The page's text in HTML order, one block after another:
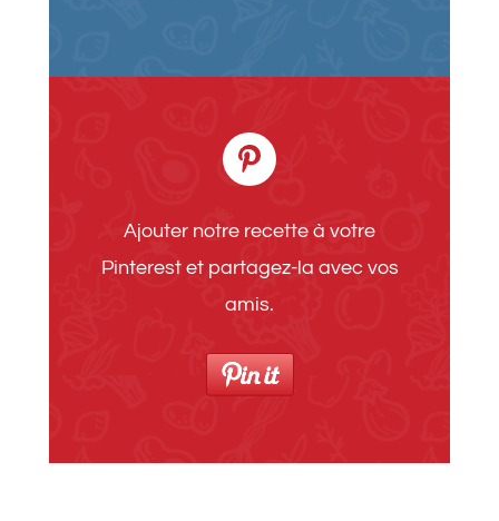
Ajouter notre recette à votre
Pinterest et partagez-la avec vos
amis.